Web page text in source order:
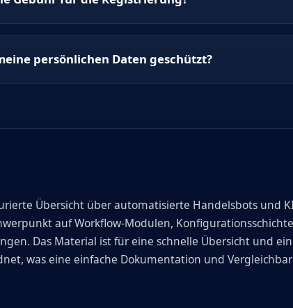
persönlichen Daten geschützt?
Übersicht über automatisierte Handelsbots und
auf Workflow-Modulen,
Das Material ist für eine schnelle Übersicht und
was eine einfache Dokumentation und